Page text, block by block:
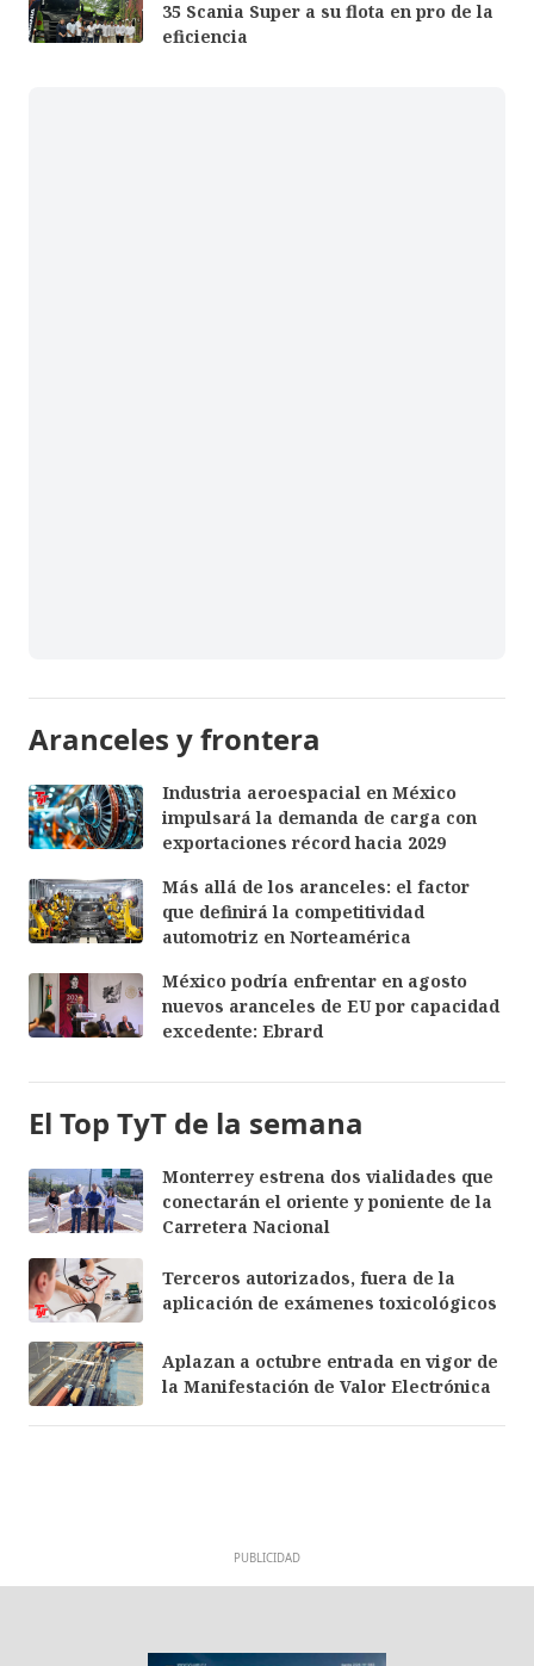
35 Scania Super a su flota en pro de la
eficiencia
Aranceles y frontera
Industria aeroespacial en México
impulsará la demanda de carga con
exportaciones récord hacia 2029
Más allá de los aranceles: el factor
que definirá la competitividad
automotriz en Norteamérica
México podría enfrentar en agosto
nuevos aranceles de EU por capacidad
excedente: Ebrard
El Top TyT de la semana
Monterrey estrena dos vialidades que
conectarán el oriente y poniente de la
Carretera Nacional
Terceros autorizados, fuera de la
aplicación de exámenes toxicológicos
Aplazan a octubre entrada en vigor de
la Manifestación de Valor Electrónica
PUBLICIDAD